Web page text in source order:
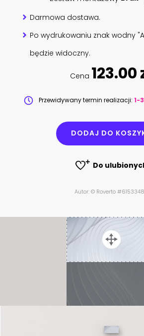
Darmowa dostawa.
Po wydrukowaniu znak wodny
będzie widoczny.
Cena 123.00
Przewidywany termin realizacji: 1-3
DODAJ DO
Do
Autor: © Roverto